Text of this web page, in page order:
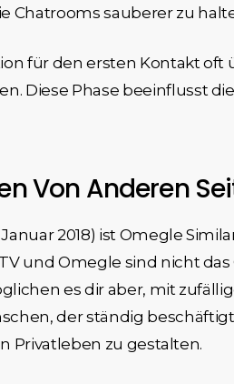
Chatrooms sauberer zu
für den ersten Kontakt oft
Diese Phase beeinflusst
Von Anderen
2018) ist Omegle
und Omegle sind nicht das
es dir aber, mit
der ständig
Privatleben zu gestalten.